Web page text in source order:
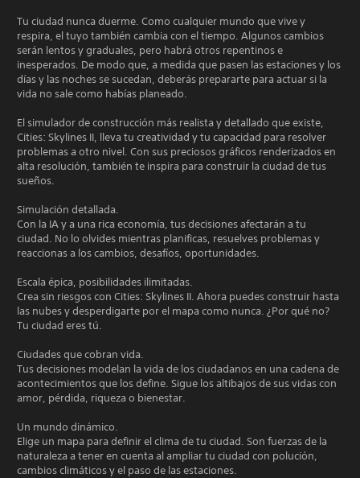
Tu ciudad nunca duerme. Como cualquier mundo que vive y
respira, el tuyo también cambia con el tiempo. Algunos cambios
serán lentos y graduales, pero habrá otros repentinos e
inesperados. De modo que, a medida que pasen las estaciones y los
días y las noches se sucedan, deberás prepararte para actuar si la
vida no sale como habías planeado.
El simulador de construcción más realista y detallado que existe,
Cities: Skylines II, lleva tu creatividad y tu capacidad para resolver
problemas a otro nivel. Con sus preciosos gráficos renderizados en
alta resolución, también te inspira para construir la ciudad de tus
sueños.
Simulación detallada.
Con la IA y a una rica economía, tus decisiones afectarán a tu
ciudad. No lo olvides mientras planificas, resuelves problemas y
reaccionas a los cambios, desafíos, oportunidades.
Escala épica, posibilidades ilimitadas.
Crea sin riesgos con Cities: Skylines II. Ahora puedes construir hasta
las nubes y desperdigarte por el mapa como nunca. ¿Por qué no?
Tu ciudad eres tú.
Ciudades que cobran vida.
Tus decisiones modelan la vida de los ciudadanos en una cadena de
acontecimientos que los define. Sigue los altibajos de sus vidas con
amor, pérdida, riqueza o bienestar.
Un mundo dinámico.
Elige un mapa para definir el clima de tu ciudad. Son fuerzas de la
naturaleza a tener en cuenta al ampliar tu ciudad con polución,
cambios climáticos y el paso de las estaciones.